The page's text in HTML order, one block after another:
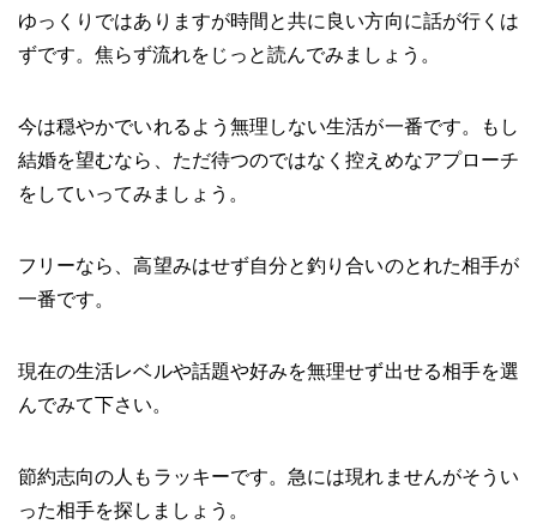
ゆっくりではありますが時間と共に良い方向に話が行くは
ずです。焦らず流れをじっと読んでみましょう。
今は穏やかでいれるよう無理しない生活が一番です。もし
結婚を望むなら、ただ待つのではなく控えめなアプローチ
をしていってみましょう。
フリーなら、高望みはせず自分と釣り合いのとれた相手が
一番です。
現在の生活レベルや話題や好みを無理せず出せる相手を選
んでみて下さい。
節約志向の人もラッキーです。急には現れませんがそうい
った相手を探しましょう。